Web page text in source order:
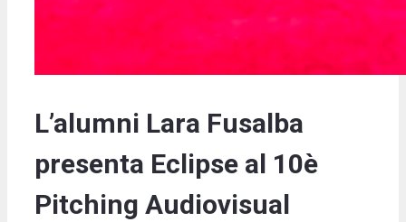
L’alumni Lara Fusalba
presenta Eclipse al 10è
Pitching Audiovisual